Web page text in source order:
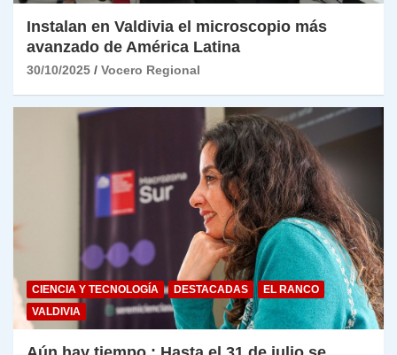
Instalan en Valdivia el microscopio más
avanzado de América Latina
30/10/2025 Vocero Regional
CIENCIA Y TECNOLOGÍA DESTACADAS
EL RANCO
VALDIVIA